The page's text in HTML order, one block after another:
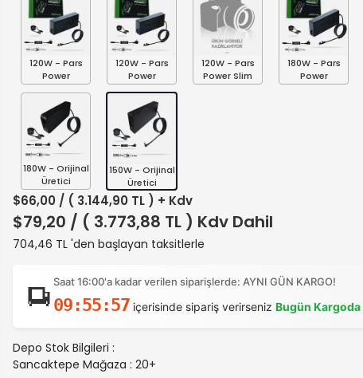
120W - Pars
Power
120W - Pars
Power
120W - Pars
Power Slim
180W - Pars
Power
180W - Orijinal
Üretici
150W - Orijinal
Üretici
$66,00 / ( 3.144,90 TL ) + Kdv
$79,20 / ( 3.773,88 TL ) Kdv Dahil
704,46 TL 'den başlayan taksitlerle
Saat 16:00'a kadar verilen siparişlerde: AYNI GÜN KARGO!
09:55:56 içerisinde sipariş verirseniz Bugün Kargoda
Depo Stok Bilgileri :
Sancaktepe Mağaza : 20+